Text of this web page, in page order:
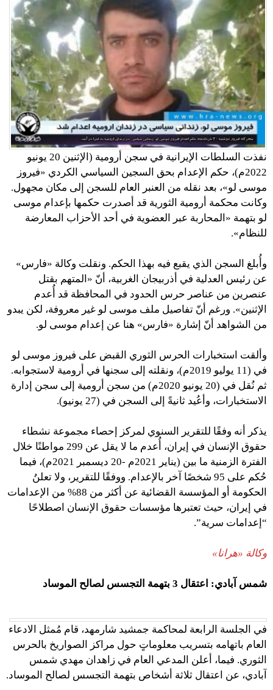
نفذت السلطات الإيرانية في سجن أرومية (الإثنين 20 يونيو
2022م)، حكم الإعدام بحق السجين السياسي الكردي «فيروز
موسى لو»، بعد نقله من العنبر العام للسجن إلى مكان مجهول.
وكانت محكمة أرومية الثورية قد أصدرت حكمها بإعدام موسى
لو بتهمة «المحاربة عبر العضوية في أحد الأحزاب المعارضة
للنظام».
وأُبلغ السجن الذي يقبع فيه بهذا الحكم. ونقلت وكالة «فارس»
عن رئيس العدلية في أذربيجان الغربية، أنّ «المتهم بقتل
عنصرين من عناصر حرس الحدود في المحافظة قد أُعدم
الإثنين». ورغم أنّ تفاصيل ملف موسى لو غير معروفة، لكن يبدو
من الشواهد أنّ إشارة «فارس» هنا عن إعدام موسى لو.
وألقت استخبارات الحرس الثوري القبض على فيروز موسى لو
في (11 يوليو 2019م)، ونقلته إلى سجنها في أرومية لاستجوابه.
ثم نُقل في (20 يونيو 2020م) من سجن أرومية إلى سجن إدارة
الاستخبارات، وأعُيد ثانيةً إلى السجن في (27 يونيو).
يذكر أنه وفقًا للتقرير السنوي لمركز إحصاء مجموعة نشطاء
حقوق الإنسان في إيران، أُعدم ما لا يقل عن 299 مواطنًا خلال
الفترة الزمنية ما بين (يناير 2021م -20 ديسمبر 2021م)، فيما
حُكم على 95 شخصًا آخر بالإعدام. ووفقًا للتقرير، ولا تعلنُ
الحكومة أو المؤسسة القضائية عن أكثر من 88% من الإعدامات
في إيران، حيث تعتبرها مؤسسات حقوق الإنسان اصطلاحًا
“إعدامات سرية”.
وكالة «هرانا»
شمس آبادي: اعتقال 3 بتهمة التجسس لصالح الموساد
في الجلسة الرابعة لمحاكمة جمشيد شارمهد، قام مُمثل الادعاء
العام باتهامه بتسريب معلوماتٍ حول مراكز الصواريخ بالحرس
الثوري. فيما، أعلن المدعي العام في زاهدان مهدي شمس
آبادي، عن اعتقال ثلاثة أشخاص بتهمة التجسس لصالح الموساد.